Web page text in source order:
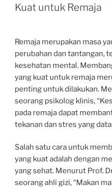
Kuat untuk Remaja
Remaja merupakan masa
perubahan dan tantangan,
kesehatan mental.
yang kuat untuk remaja
penting untuk dilakukan.
seorang psikolog klinis,
pada remaja dapat
tekanan dan stres yang
Salah satu cara untuk
yang kuat adalah dengan
yang sehat. Menurut Prof.
seorang ahli gizi, “Makan